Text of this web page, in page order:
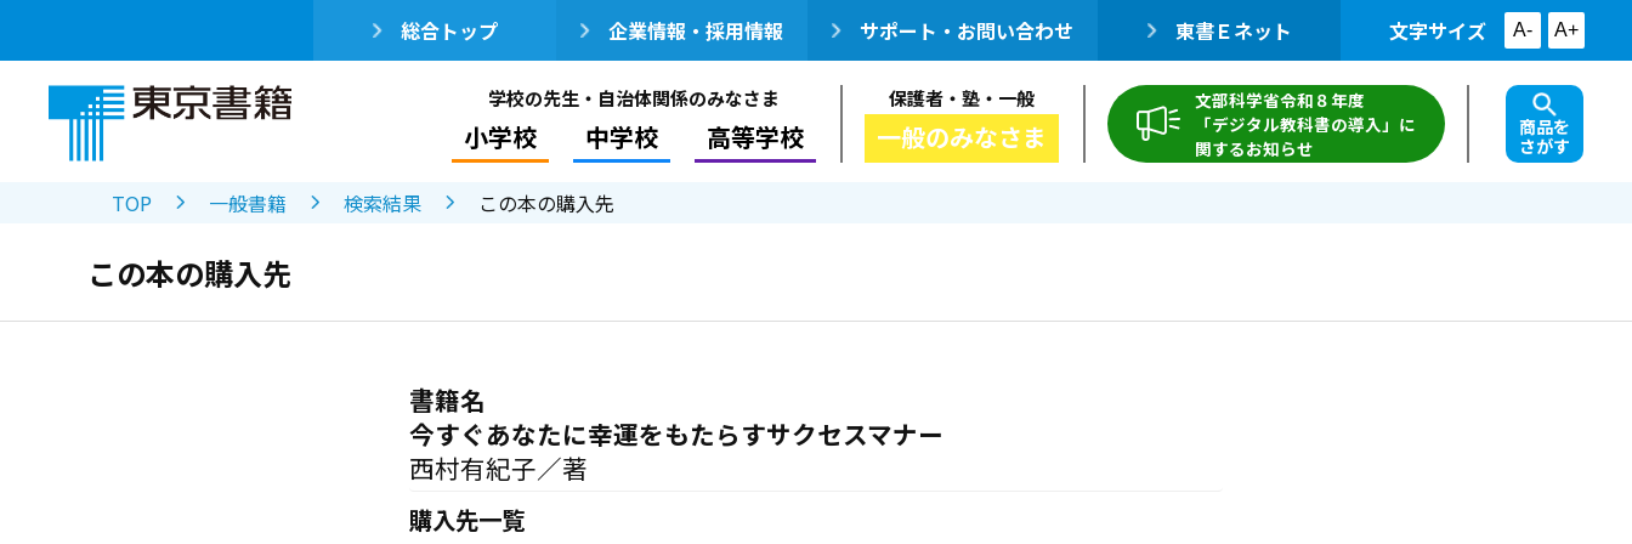
総合トップ 企業情報・採用情報 サポート・お問い合わせ 東書Ｅネット 文字サイズ A- A+
学校の先生・自治体関係のみなさま
小学校 中学校 高等学校
保護者・塾・一般
一般のみなさま
文部科学省令和８年度
「デジタル教科書の導入」に
関するお知らせ
商品を
さがす
TOP 一般書籍 検索結果 この本の購入先
この本の購入先
書籍名
今すぐあなたに幸運をもたらすサクセスマナー
西村有紀子／著
購入先一覧